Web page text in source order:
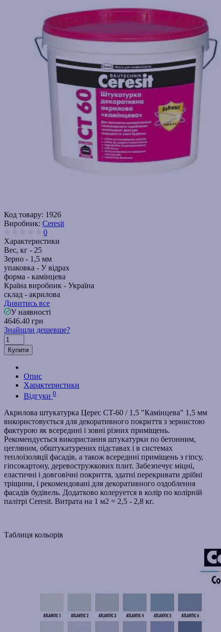
Код товару: 1926
Виробник: Ceresit
0
Характеристики
Вес, кг - 25
Зерно - 1,5 мм
упаковка - У відрах
форма - камінцева
Країна виробник - Україна
склад - акрилова
Дивитись все
У наявності
4646.40 грн
Знайшли дешевше?
Купити
Опис
Характеристики
Відгуки 0
Акрилова штукатурка Церес CT-60 / 1,5 "Камінцева" 1,5 мм
використовується для декоративного покриття з зернистою
фактурою як всередині і зовні різних приміщень.
Рекомендується використання штукатурки по бетонним,
цегляним, обштукатурених підставах і в системах
теплоізоляції фасадів, а також всередині приміщень з гіпсу,
гіпсокартону, деревостружкових плит. Забезпечує міцні,
еластичні і довговічні покриття, здатні перекривати дрібні
тріщини, і рекомендовані для декоративного оздоблення
фасадів будівель. Додатково колеруется в колір по колірній
палітрі Ceresit. Витрата на 1 м2 = 2,5 - 2,8 кг.
Таблиця кольорів